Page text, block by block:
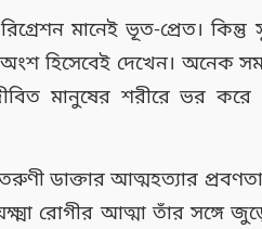
মানেই ভূত-প্রেত। কিন্তু
অংশ হিসেবেই দেখেন। অনেক
মানুষের শরীরে ভর
ডাক্তার আত্মহত্যার
রোগীর আত্মা তাঁর সঙ্গে